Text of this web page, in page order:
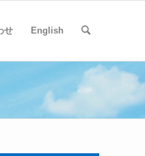
せ English